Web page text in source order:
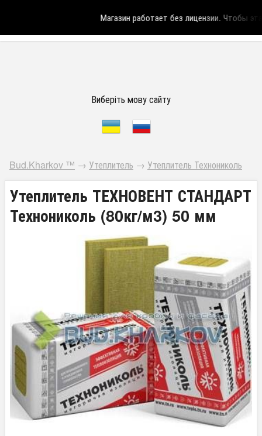
Магазин работает без лицензии.Чтобы эта
Виберіть мову сайту
Bud.Kharkov ™ → Утеплитель → Утеплитель Технониколь
Утеплитель ТЕХНОВЕНТ СТАНДАРТ
Технониколь (80кг/м3) 50 мм